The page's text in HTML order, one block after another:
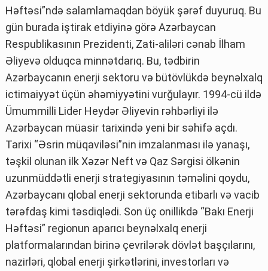
Həftəsi”ndə salamlamaqdan böyük şərəf duyuruq. Bu
gün burada iştirak etdiyinə görə Azərbaycan
Respublikasının Prezidenti, Zati-aliləri cənab İlham
Əliyevə olduqca minnətdarıq. Bu, tədbirin
Azərbaycanın enerji sektoru və bütövlükdə beynəlxalq
ictimaiyyət üçün əhəmiyyətini vurğulayır. 1994-cü ildə
Ümummilli Lider Heydər Əliyevin rəhbərliyi ilə
Azərbaycan müasir tarixində yeni bir səhifə açdı.
Tarixi “Əsrin müqaviləsi”nin imzalanması ilə yanaşı,
təşkil olunan ilk Xəzər Neft və Qaz Sərgisi ölkənin
uzunmüddətli enerji strategiyasının təməlini qoydu,
Azərbaycanı qlobal enerji sektorunda etibarlı və vacib
tərəfdaş kimi təsdiqlədi. Son üç onillikdə “Bakı Enerji
Həftəsi” regionun aparıcı beynəlxalq enerji
platformalarından birinə çevrilərək dövlət başçılarını,
nazirləri, qlobal enerji şirkətlərini, investorları və